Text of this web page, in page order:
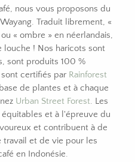
nous vous proposons du
Traduit librement, «
« ombre » en néerlandais,
louche ! Nos haricots sont
sont produits 100 %
certifiés par Rainforest
de plantes et à chaque
Urban Street Forest. Les
et à l'épreuve du
et contribuent à de
et de vie pour les
en Indonésie.